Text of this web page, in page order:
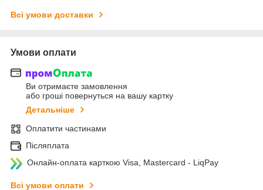
Всі умови доставки
Умови оплати
Ви отримаєте замовлення
або гроші повернуться на вашу картку
Детальніше
Оплатити частинами
Післяплата
Онлайн-оплата карткою Visa, Mastercard - LiqPay
Всі умови оплати